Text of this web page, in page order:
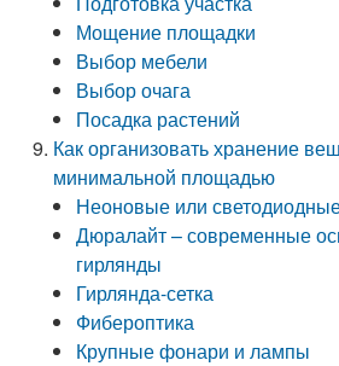
Мощение площадки
Выбор мебели
Выбор очага
Посадка растений
Как организовать хранение
минимальной площадью
Неоновые или
Дюралайт – современные
гирлянды
Гирлянда-сетка
Фибероптика
Крупные фонари и лампы